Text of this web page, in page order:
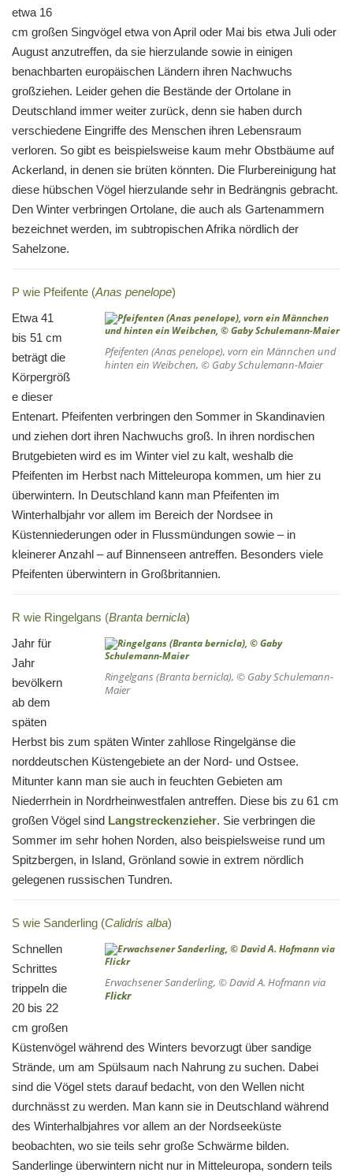
etwa 16
cm großen Singvögel etwa von April oder Mai bis etwa Juli oder
August anzutreffen, da sie hierzulande sowie in einigen
benachbarten europäischen Ländern ihren Nachwuchs
großziehen. Leider gehen die Bestände der Ortolane in
Deutschland immer weiter zurück, denn sie haben durch
verschiedene Eingriffe des Menschen ihren Lebensraum
verloren. So gibt es beispielsweise kaum mehr Obstbäume auf
Ackerland, in denen sie brüten könnten. Die Flurbereinigung hat
diese hübschen Vögel hierzulande sehr in Bedrängnis gebracht.
Den Winter verbringen Ortolane, die auch als Gartenammern
bezeichnet werden, im subtropischen Afrika nördlich der
Sahelzone.
P wie Pfeifente (Anas penelope)
Pfeifenten (Anas penelope), vorn ein Männchen und
hinten ein Weibchen, © Gaby Schulemann-Maier
Etwa 41
bis 51 cm
beträgt die
Körpergröß
e dieser
Entenart. Pfeifenten verbringen den Sommer in Skandinavien
und ziehen dort ihren Nachwuchs groß. In ihren nordischen
Brutgebieten wird es im Winter viel zu kalt, weshalb die
Pfeifenten im Herbst nach Mitteleuropa kommen, um hier zu
überwintern. In Deutschland kann man Pfeifenten im
Winterhalbjahr vor allem im Bereich der Nordsee in
Küstenniederungen oder in Flussmündungen sowie – in
kleinerer Anzahl – auf Binnenseen antreffen. Besonders viele
Pfeifenten überwintern in Großbritannien.
R wie Ringelgans (Branta bernicla)
Ringelgans (Branta bernicla), © Gaby Schulemann-
Maier
Jahr für
Jahr
bevölkern
ab dem
späten
Herbst bis zum späten Winter zahllose Ringelgänse die
norddeutschen Küstengebiete an der Nord- und Ostsee.
Mitunter kann man sie auch in feuchten Gebieten am
Niederrhein in Nordrheinwestfalen antreffen. Diese bis zu 61 cm
großen Vögel sind Langstreckenzieher. Sie verbringen die
Sommer im sehr hohen Norden, also beispielsweise rund um
Spitzbergen, in Island, Grönland sowie in extrem nördlich
gelegenen russischen Tundren.
S wie Sanderling (Calidris alba)
Erwachsener Sanderling, © David A. Hofmann via
Flickr
Schnellen
Schrittes
trippeln die
20 bis 22
cm großen
Küstenvögel während des Winters bevorzugt über sandige
Strände, um am Spülsaum nach Nahrung zu suchen. Dabei
sind die Vögel stets darauf bedacht, von den Wellen nicht
durchnässt zu werden. Man kann sie in Deutschland während
des Winterhalbjahres vor allem an der Nordseeküste
beobachten, wo sie teils sehr große Schwärme bilden.
Sanderlinge überwintern nicht nur in Mitteleuropa, sondern teils